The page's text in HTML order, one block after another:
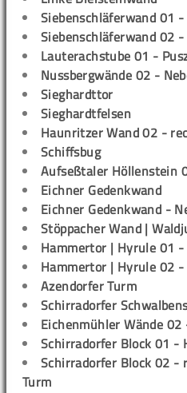
Siebenschläferwand 01 -
Siebenschläferwand 02
Lauterachstube 01 -
Nussbergwände 02 -
Sieghardttor
Sieghardtfelsen
Haunritzer Wand 02 -
Schiffsbug
Aufseßtaler Höllenstein
Eichner Gedenkwand
Eichner Gedenkwand -
Stöppacher Wand |
Hammertor | Hyrule 01
Hammertor | Hyrule 02
Azendorfer Turm
Schirradorfer
Eichenmühler Wände
Schirradorfer Block 01 -
Schirradorfer Block 02 -
Turm